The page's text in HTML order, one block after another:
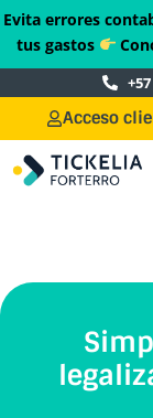
IrEvita errores
tus gastos
Acceso